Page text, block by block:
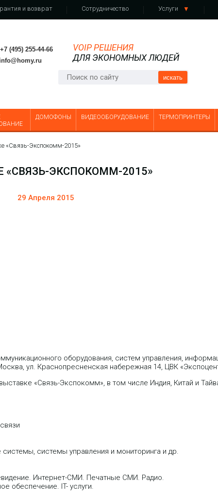
и возврат Сотрудничество Услуги
+7 (495) 255-44-66
info@homy.ru
VOIP РЕШЕНИЯ
ДЛЯ ЭКОНОМНЫХ ЛЮДЕЙ
искать
ДОМОФОНЫ ВИДЕООБОРУДОВАНИЕ ТЕРМОПРИНТЕРЫ
«Связь-Экспокомм-2015»
ЭКСПОКОММ-2015»
29 Апреля 2015
оборудования, систем управления,
ул. Краснопресненская набережная 14, ЦВК
«Связь-Экспокомм», в том числе Индия, Китай и
системы управления и мониторинга и др.
Интернет-СМИ. Печатные СМИ. Радио.
обеспечение. IT- услуги.